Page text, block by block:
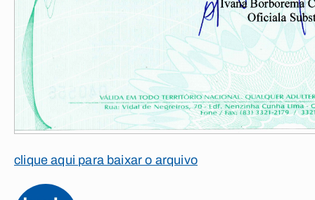
clique aqui para baixar o arquivo